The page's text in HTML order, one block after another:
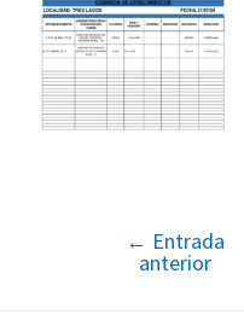
Navegación
entradas
← Entrada
anterior